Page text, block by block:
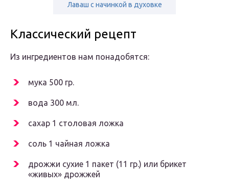
Лаваш с начинкой в духовке
Классический рецепт
Из ингредиентов нам понадобятся:
мука 500 гр.
вода 300 мл.
сахар 1 столовая ложка
соль 1 чайная ложка
дрожжи сухие 1 пакет (11 гр.) или брикет
«живых» дрожжей